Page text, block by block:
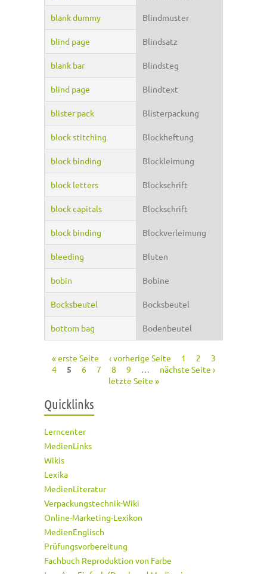
blank dummy Blindmuster
blind page Blindsatz
blank bar Blindsteg
blind page Blindtext
blister pack Blisterpackung
block stitching Blockheftung
block binding Blockleimung
block letters Blockschrift
block capitals Blockschrift
block binding Blockverleimung
bleeding Bluten
bobin Bobine
Bocksbeutel Bocksbeutel
bottom bag Bodenbeutel
Seiten
« erste Seite ‹ vorherige Seite 1 2
3
4
5 6 7 8 9 …
nächste Seite ›
letzte Seite »
Quicklinks
Lerncenter
MedienLinks
Wikis
Lexika
MedienLiteratur
Verpackungstechnik-Wiki
Online-Marketing-Lexikon
MedienEnglisch
Prüfungsvorbereitung
Fachbuch Reproduktion von Farbe